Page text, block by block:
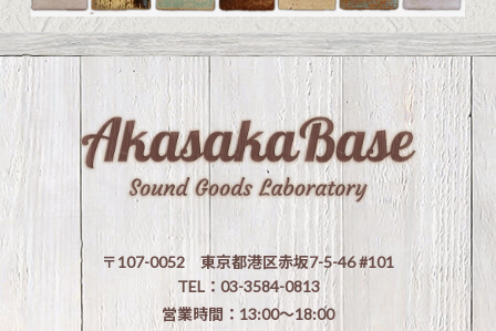
〒107-0052 東京都港区赤坂7-5-46 #101
TEL：03-3584-0813
営業時間：13:00〜18:00